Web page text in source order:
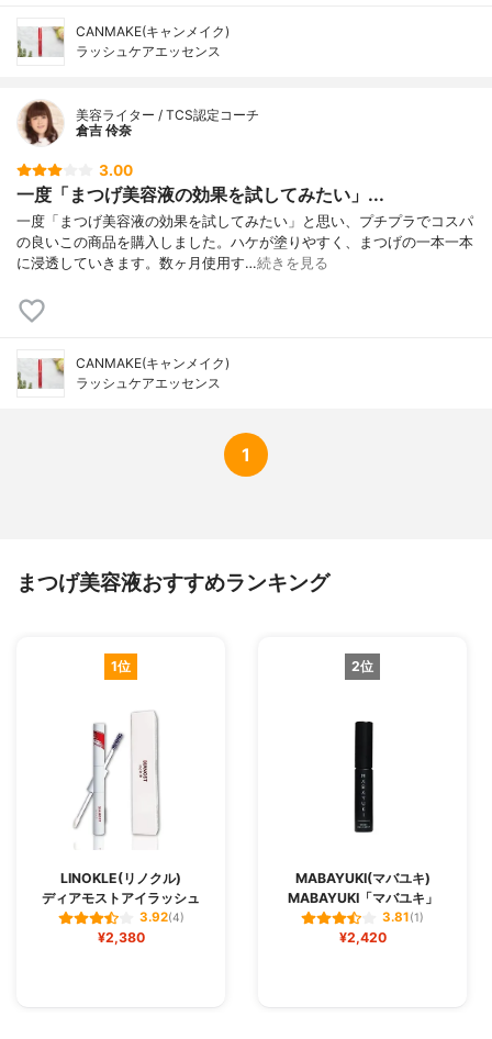
CANMAKE(キャンメイク)
ラッシュケアエッセンス
美容ライター / TCS認定コーチ
倉吉 伶奈
3.00
一度「まつげ美容液の効果を試してみたい」...
一度「まつげ美容液の効果を試してみたい」と思い、プチプラでコスパ
の良いこの商品を購入しました。ハケが塗りやすく、まつげの一本一本
に浸透していきます。数ヶ月使用す…続きを見る
CANMAKE(キャンメイク)
ラッシュケアエッセンス
1
まつげ美容液おすすめランキング
1位
LINOKLE(リノクル)
ディアモストアイラッシュ
3.92(4)
¥2,380
2位
MABAYUKI(マバユキ)
MABAYUKI「マバユキ」
3.81(1)
¥2,420